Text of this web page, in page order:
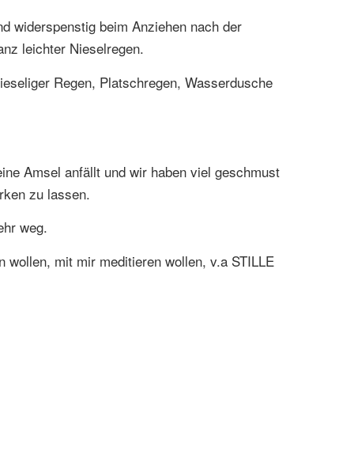
widerspenstig beim Anziehen nach der
leichter Nieselregen.
Regen, Platschregen, Wasserdusche
Amsel anfällt und wir haben viel geschmust
zu lassen.
weg.
mit mir meditieren wollen, v.a STILLE